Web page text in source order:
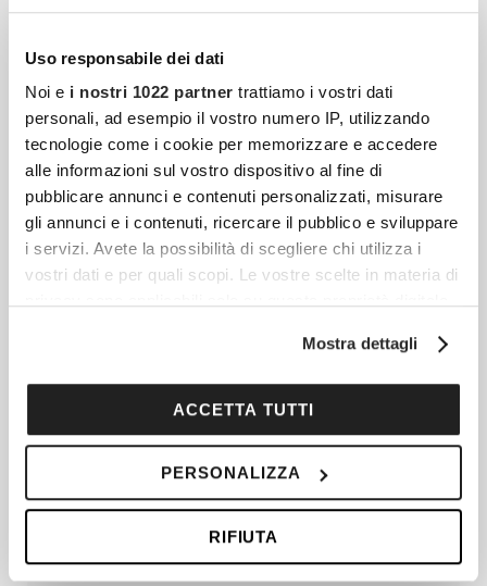
Uso responsabile dei dati
Noi e i nostri 1022 partner trattiamo i vostri dati
personali, ad esempio il vostro numero IP, utilizzando
tecnologie come i cookie per memorizzare e accedere
alle informazioni sul vostro dispositivo al fine di
pubblicare annunci e contenuti personalizzati, misurare
gli annunci e i contenuti, ricercare il pubblico e sviluppare
i servizi. Avete la possibilità di scegliere chi utilizza i
vostri dati e per quali scopi. Le vostre scelte in materia di
modificare o revocare il proprio consenso in qualsiasi
sull'icona di attivazione della privacy.
raccogliere informazioni sulla tua posizione
geografica, con un'approssimazione di qualche
Identificare il tuo dispositivo, scansionandolo
Mostra dettagli
ACCETTA TUTTI
PERSONALIZZA
RIFIUTA
Articoli più recenti
Reagisce Contro Se Stesso
resta spesso meno conosciuto rispetto a